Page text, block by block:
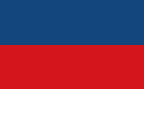
výbavě - Vanscentre